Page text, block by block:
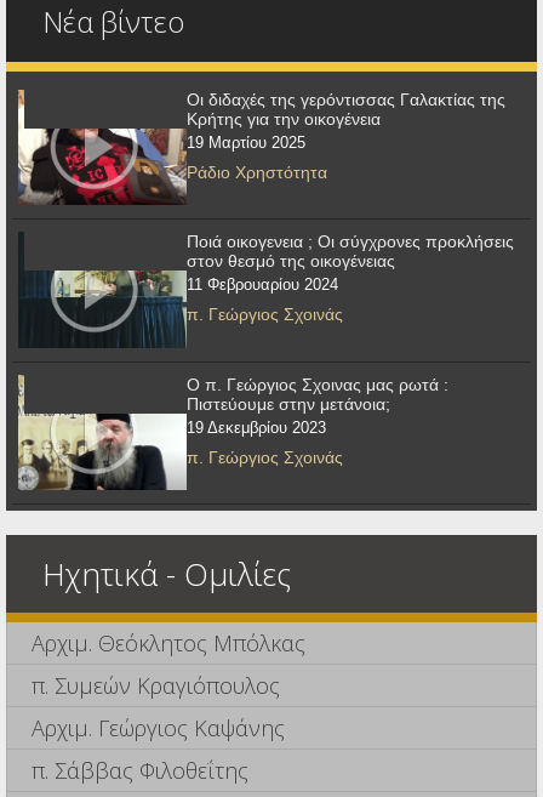
Νέα βίντεο
Οι διδαχές της γερόντισσας Γαλακτίας της
Κρήτης για την οικογένεια
19 Μαρτίου 2025
Ράδιο Χρηστότητα
Ποιά οικογενεια ; Οι σύγχρονες προκλήσεις
στον θεσμό της οικογένειας
11 Φεβρουαρίου 2024
π. Γεώργιος Σχοινάς
Ο π. Γεώργιος Σχοινας μας ρωτά :
Πιστεύουμε στην μετάνοια;
19 Δεκεμβρίου 2023
π. Γεώργιος Σχοινάς
Ηχητικά - Ομιλίες
Αρχιμ. Θεόκλητος Μπόλκας
π. Συμεών Κραγιόπουλος
Αρχιμ. Γεώργιος Καψάνης
π. Σάββας Φιλοθεΐτης